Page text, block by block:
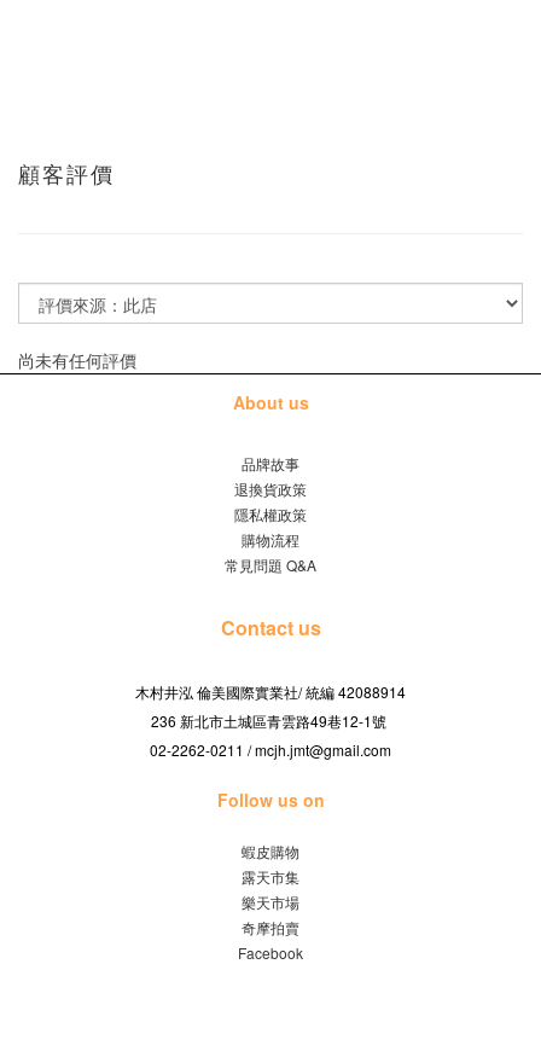
顧客評價
尚未有任何評價
About us
品牌故事
退換貨政策
隱私權政策
購物流程
常見問題 Q&A
Contact us
木村井泓 倫美國際實業社/統編 42088914
236 新北市土城區青雲路49巷12-1號
02-2262-0211 / mcjh.jmt@gmail.com
Follow us on
蝦皮購物
露天市集
樂天市場
奇摩拍賣
Facebook